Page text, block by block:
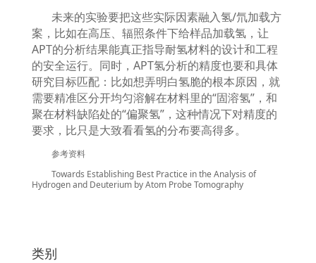
未来的实验要把这些实际因素融入氢/氘加载方
案，比如在高压、辐照条件下给样品加载氢，让
APT的分析结果能真正指导耐氢材料的设计和工程
的安全运行。同时， APT氢分析的精度也要和具体
研究目标匹配：比如想弄明白氢脆的根本原因，就
需要精准区分开均匀溶解在材料里的“固溶氢”，和
聚在材料缺陷处的“偏聚氢”，这种情况下对精度的
要求，比只是大致看看氢的分布要高得多。
参考资料
Towards Establishing Best Practice in the Analysis of
Hydrogen and Deuterium by Atom Probe Tomography
类别